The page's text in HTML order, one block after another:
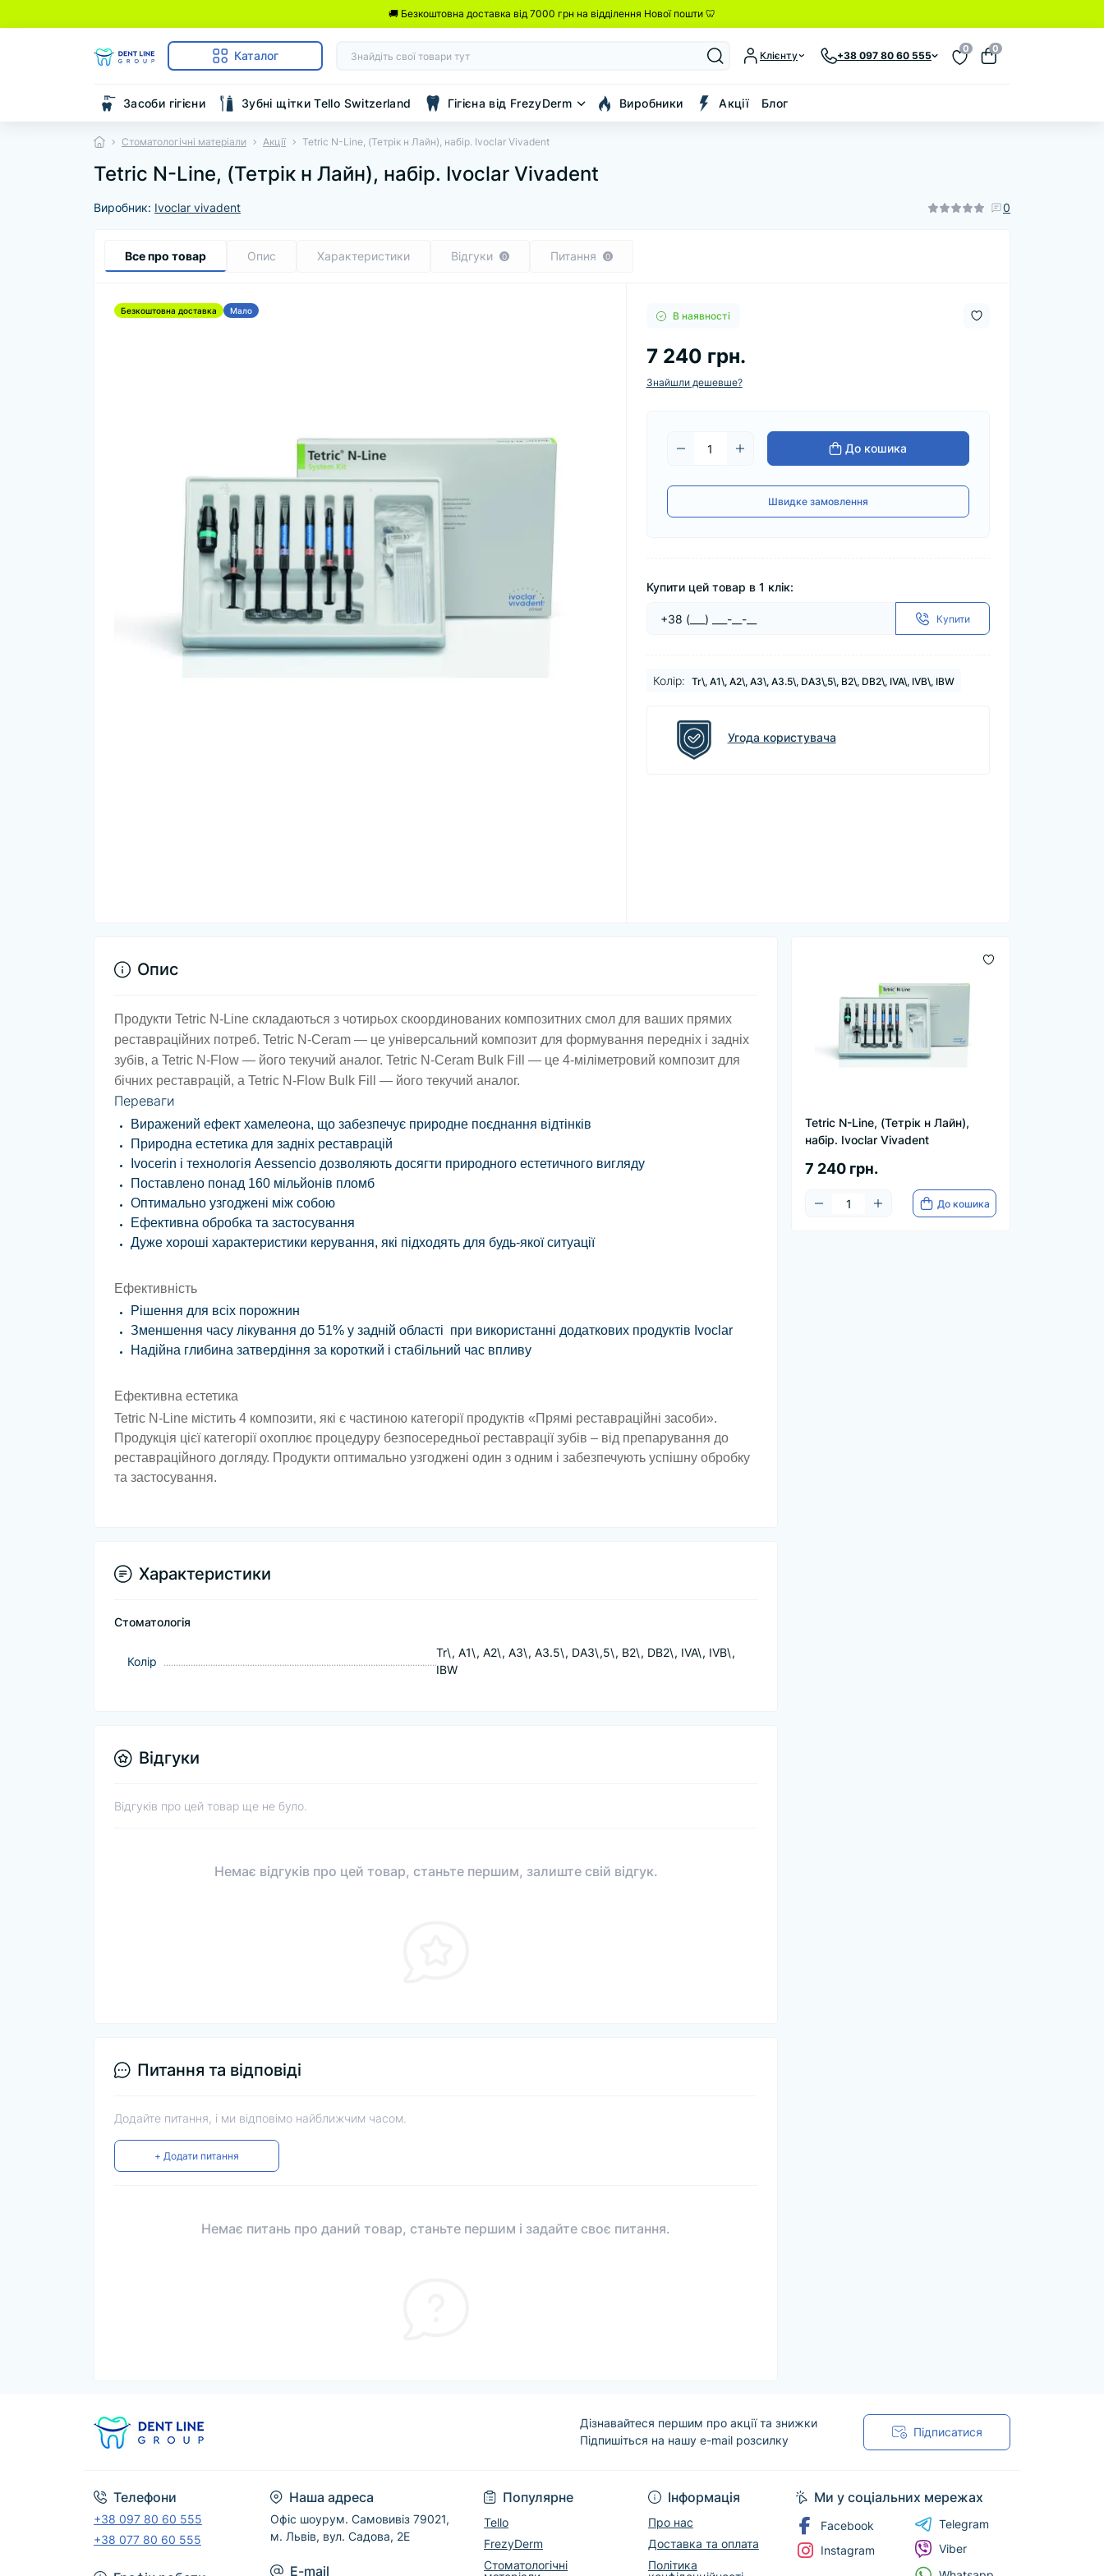
🚚 Безкоштовна доставка від 7000 грн на відділення Нової пошти 🦷
Каталог Клієнту +38 097 80 60 555
0 0
Засоби гігієни Зубні щітки Tello Switzerland Гігієна від FrezyDerm Виробники Акції Блог
Стоматологічні матеріали Акції Tetric N-Line, (Тетрік н Лайн), набір. Ivoclar Vivadent
Tetric N-Line, (Тетрік н Лайн), набір. Ivoclar Vivadent
Виробник: Ivoclar vivadent 0
Все про товар Опис Характеристики Відгуки 0 Питання 0
Безкоштовна доставка Мало В наявності
7 240 грн.
Знайшли дешевше?
До кошика
Швидке замовлення
Купити цей товар в 1 клік:
Купити
Колір: Tr\, A1\, A2\, A3\, A3.5\, DA3\,5\, B2\, DB2\, IVA\, IVB\, IBW
Угода користувача
Tetric N-Line, (Тетрік н Лайн),
набір. Ivoclar Vivadent
7 240 грн.
До кошика
Опис
Продукти Tetric N-Line складаються з чотирьох скоординованих композитних смол для ваших прямих
реставраційних потреб. Tetric N-Ceram — це універсальний композит для формування передніх і задніх
зубів, а Tetric N-Flow — його текучий аналог. Tetric N-Ceram Bulk Fill — це 4-міліметровий композит для
бічних реставрацій, а Tetric N-Flow Bulk Fill — його текучий аналог.
Переваги
Виражений ефект хамелеона, що забезпечує природне поєднання відтінків
Природна естетика для задніх реставрацій
Ivocerin і технологія Aessencio дозволяють досягти природного естетичного вигляду
Поставлено понад 160 мільйонів пломб
Оптимально узгоджені між собою
Ефективна обробка та застосування
Дуже хороші характеристики керування, які підходять для будь-якої ситуації
Ефективність
Рішення для всіх порожнин
Зменшення часу лікування до 51% у задній області при використанні додаткових продуктів Ivoclar
Надійна глибина затвердіння за короткий і стабільний час впливу
Ефективна естетика
Tetric N-Line містить 4 композити, які є частиною категорії продуктів «Прямі реставраційні засоби».
Продукція цієї категорії охоплює процедуру безпосередньої реставрації зубів – від препарування до
реставраційного догляду. Продукти оптимально узгоджені один з одним і забезпечують успішну обробку
та застосування.
Характеристики
Стоматологія
Колір
Tr\, A1\, A2\, A3\, A3.5\, DA3\,5\, B2\, DB2\, IVA\, IVB\,
IBW
Відгуки
Відгуків про цей товар ще не було.
Немає відгуків про цей товар, станьте першим, залиште свій відгук.
Питання та відповіді
Додайте питання, і ми відповімо найближчим часом.
+ Додати питання
Немає питань про даний товар, станьте першим і задайте своє питання.
Дізнавайтеся першим про акції та знижки
Підпишіться на нашу e-mail розсилку
Підписатися
Телефони
+38 097 80 60 555
+38 077 80 60 555
Наша адреса
Офіс шоурум. Самовивіз 79021,
м. Львів, вул. Садова, 2Е
E-mail
Популярне
Tello
FrezyDerm
Стоматологічні
Інформація
Про нас
Доставка та оплата
Політика
Ми у соціальних мережах
Facebook
Instagram
Telegram
Viber